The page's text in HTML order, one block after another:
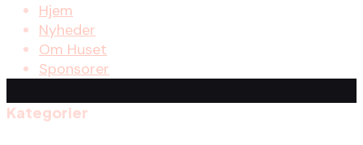
Hjem
Nyheder
Om Huset
Sponsorer
Kategorier